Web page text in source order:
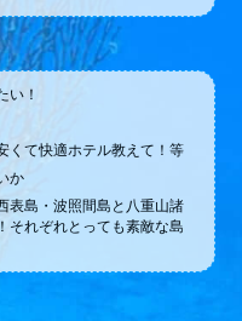
い！
くて快適ホテル教えて！等
か
表島・波照間島と八重山諸
それぞれとっても素敵な島